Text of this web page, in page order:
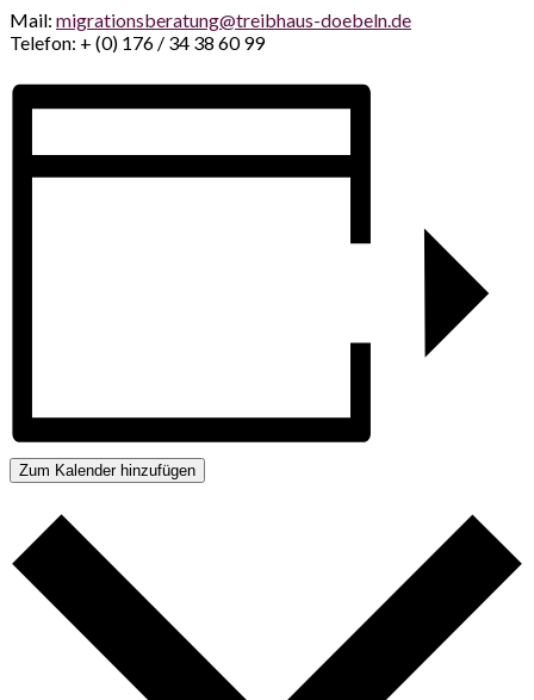
Mail: migrationsberatung@treibhaus-doebeln.de
Telefon: + (0) 176 / 34 38 60 99
Zum Kalender hinzufügen